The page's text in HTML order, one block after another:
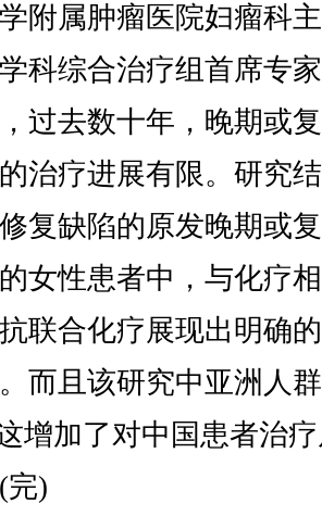
属肿瘤医院妇瘤科
科综合治疗组首席专
过去数十年，晚期或
治疗进展有限。研究
复缺陷的原发晚期或
女性患者中，与化疗
联合化疗展现出明确
而且该研究中亚洲人
增加了对中国患者治
完)